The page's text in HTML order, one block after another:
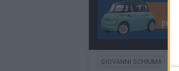
GIOVANNI SCHIUMA